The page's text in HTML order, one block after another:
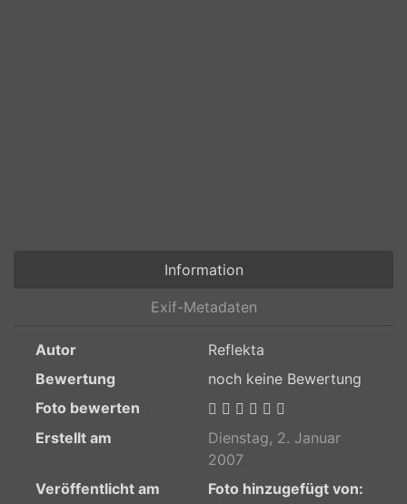
Information
Exif-Metadaten
Autor
Reflekta
Bewertung
noch keine Bewertung
Foto bewerten
Erstellt am
Dienstag, 2. Januar
2007
Veröffentlicht am
Foto hinzugefügt von: